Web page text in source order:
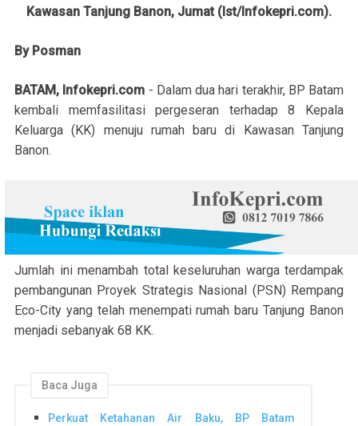
Kawasan Tanjung Banon, Jumat (Ist/Infokepri.com).
By Posman
BATAM, Infokepri.com - Dalam dua hari terakhir, BP Batam
kembali memfasilitasi pergeseran terhadap 8 Kepala
Keluarga (KK) menuju rumah baru di Kawasan Tanjung
Banon.
Jumlah ini menambah total keseluruhan warga terdampak
pembangunan Proyek Strategis Nasional (PSN) Rempang
Eco-City yang telah menempati rumah baru Tanjung Banon
menjadi sebanyak 68 KK.
Baca Juga
Perkuat Ketahanan Air Baku, BP Batam